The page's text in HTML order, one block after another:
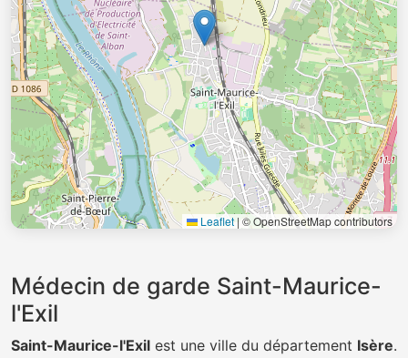
Leaflet | © OpenStreetMap contributors
Médecin de garde Saint-Maurice-
l'Exil
Saint-Maurice-l'Exil est une ville du département Isère.